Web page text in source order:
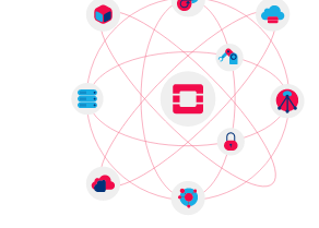
เคียง
ข้างทุก
ธุรกิจ
ไทย
Posted
by
THAI
DATA
รวมข่าว
IT /
Cloud /